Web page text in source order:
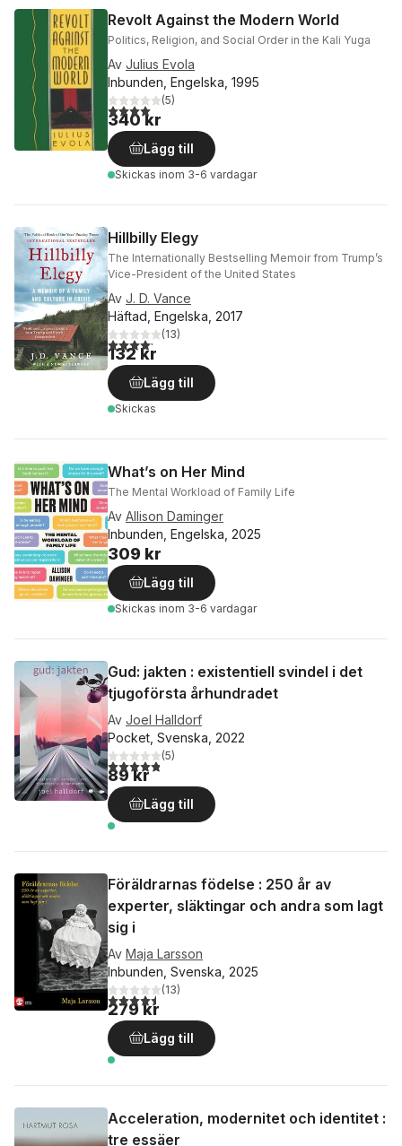
Revolt Against the Modern World
Politics, Religion, and Social Order in the Kali Yuga
Av Julius Evola
Inbunden, Engelska, 1995
4,0utav 5 stjärnor. Totalt antal röster:
(5)
340 kr
Lägg till
Skickas inom 3-6 vardagar
Hillbilly Elegy
The Internationally Bestselling Memoir from Trump’s
Vice-President of the United States
Av J. D. Vance
Häftad, Engelska, 2017
4,2utav 5 stjärnor. Totalt antal röster:
(13)
132 kr
Lägg till
Skickas
What’s on Her Mind
The Mental Workload of Family Life
Av Allison Daminger
Inbunden, Engelska, 2025
309 kr
Lägg till
Skickas inom 3-6 vardagar
Gud: jakten : existentiell svindel i det
tjugoförsta århundradet
Av Joel Halldorf
Pocket, Svenska, 2022
4,8utav 5 stjärnor. Totalt antal röster:
(5)
89 kr
Lägg till
Föräldrarnas födelse : 250 år av
experter, släktingar och andra som lagt
sig i
Av Maja Larsson
Inbunden, Svenska, 2025
4,5utav 5 stjärnor. Totalt antal röster:
(13)
279 kr
Lägg till
Acceleration, modernitet och identitet :
tre essäer